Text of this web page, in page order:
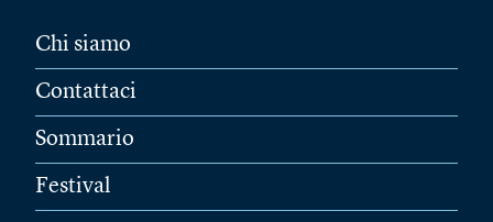
Chi siamo
Contattaci
Sommario
Festival